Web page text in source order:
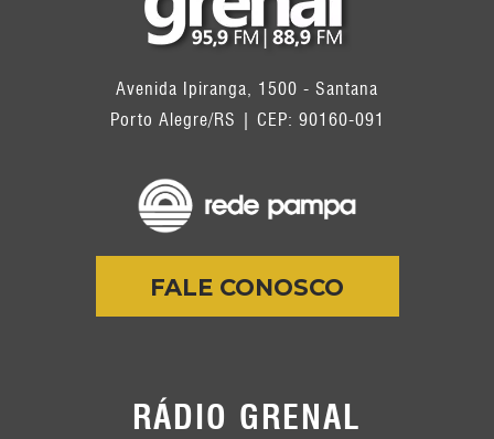
Avenida Ipiranga, 1500 - Santana
Porto Alegre/RS | CEP: 90160-091
FALE CONOSCO
RÁDIO GRENAL